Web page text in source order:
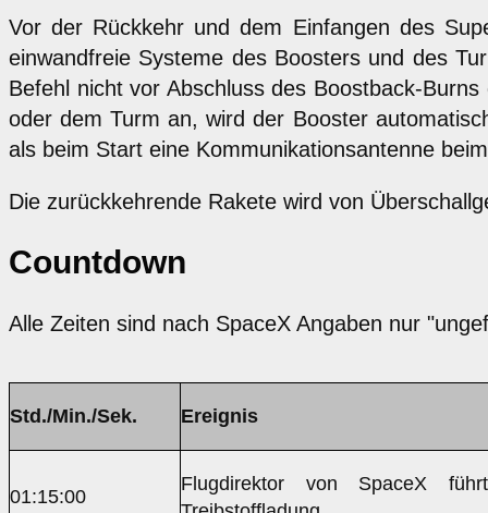
Vor der Rückkehr und dem Einfangen des
einwandfreie Systeme des Boosters und des
Befehl nicht vor Abschluss des Boostback-
oder dem Turm an, wird der Booster
als beim Start eine Kommunikationsantenne
Die zurückkehrende Rakete wird von
Countdown
Alle Zeiten sind nach SpaceX Angaben nur
Std./Min./Sek. Ereignis
01:15:00
Flugdirektor von SpaceX